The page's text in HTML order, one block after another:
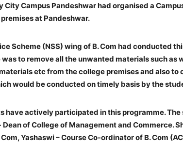
City Campus Pandeshwar had organised a
at Pandeshwar.
Scheme (NSS) wing of B. Com had conducted
to remove all the unwanted materials such as
etc from the college premises and also to
would be conducted on timely basis by the
have actively participated in this programme.
Dean of College of Management and Commerce.
Yashaswi – Course Co-ordinator of B. Com